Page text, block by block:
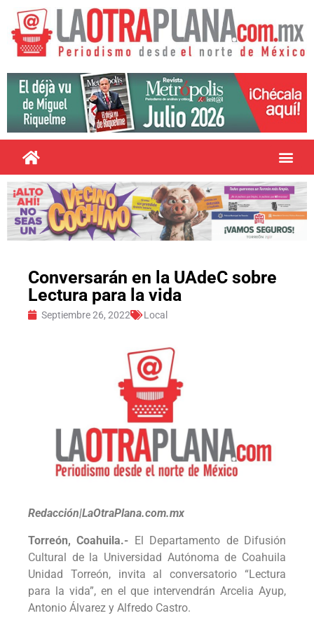
Conversarán en la UAdeC sobre
Lectura para la vida
Septiembre 26, 2022 Local
Redacción|LaOtraPlana.com.mx
Torreón, Coahuila.- El Departamento de Difusión
Cultural de la Universidad Autónoma de Coahuila
Unidad Torreón, invita al conversatorio “Lectura
para la vida”, en el que intervendrán Arcelia Ayup,
Antonio Álvarez y Alfredo Castro.